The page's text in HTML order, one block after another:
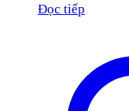
Đọc tiếp